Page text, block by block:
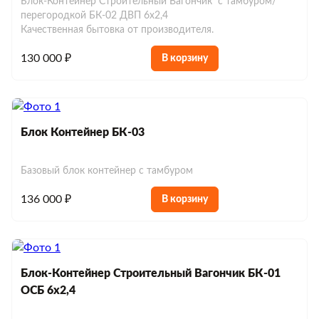
перегородкой БК-02 ДВП 6х2,4
Качественная бытовка от производителя.
130 000 ₽ В корзину
Блок Контейнер БК-03
Базовый блок контейнер с тамбуром
136 000 ₽ В корзину
Блок-Контейнер Строительный Вагончик БК-01
ОСБ 6х2,4